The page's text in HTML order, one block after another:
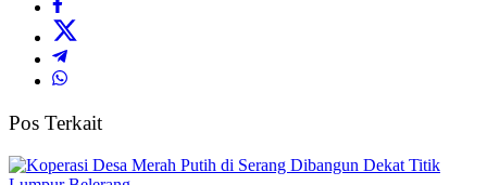
Pos Terkait